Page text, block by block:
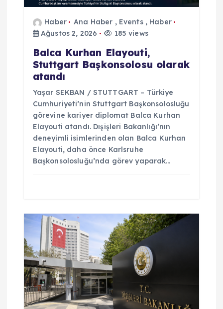
Haber Ana Haber , Events, Haber
Ağustos 2, 2026
185 views
Balca Kurhan Elayouti,
Stuttgart Başkonsolosu olarak
atandı
Yaşar SEKBAN / STUTTGART – Türkiye
Cumhuriyeti’nin Stuttgart Başkonsolosluğu
görevine kariyer diplomat Balca Kurhan
Elayouti atandı. Dışişleri Bakanlığı’nın
deneyimli isimlerinden olan Balca Kurhan
Elayouti, daha önce Karlsruhe
Başkonsolosluğu’nda görev yaparak…